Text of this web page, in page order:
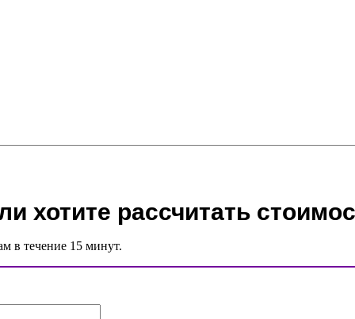
хотите рассчитать
в течение 15 минут.